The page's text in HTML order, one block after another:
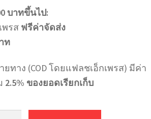
บาทขึ้นไป:
พรส ฟรีค่าจัดส่ง
ท
ยทาง (COD โดยแฟลชเอ็กเพรส) มีค่า
2.5% ของยอดเรียกเก็บ